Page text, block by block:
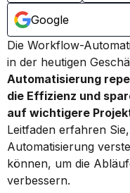
Google
Die Workflow-
in der heutigen
Automatisierung
die Effizienz und
auf wichtigere
Leitfaden erfahren
Automatisierung
können, um die
verbessern.